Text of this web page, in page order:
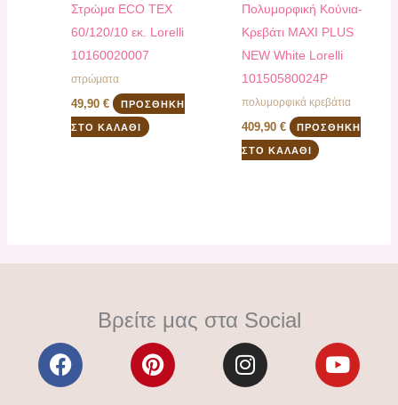
Στρώμα ECO TEX
60/120/10 εκ. Lorelli
10160020007
στρώματα
49,90€ ΠΡΟΣΘΉΚΗ
ΣΤΟ ΚΑΛΆΘΙ
Πολυμορφική Κούνια-
Κρεβάτι MAXI PLUS
NEW White Lorelli
10150580024P
πολυμορφικά κρεβάτια
409,90 € ΠΡΟΣΘΉΚΗ
ΣΤΟ ΚΑΛΆΘΙ
Βρείτε μας στα Social
F
a
P
i
I
n
Y
o